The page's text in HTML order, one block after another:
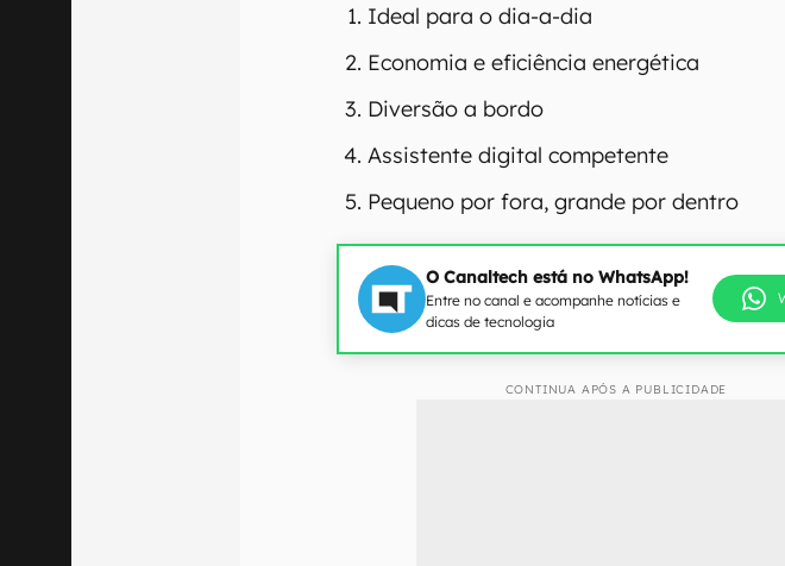
Ideal para o dia-a-dia
Economia e eficiência energética
Diversão a bordo
Assistente digital competente
Pequeno por fora, grande por dentro
O Canaltech está no WhatsApp!
Entre no canal e acompanhe notícias e
dicas de tecnologia
CONTINUA APÓS A PUBLICIDADE